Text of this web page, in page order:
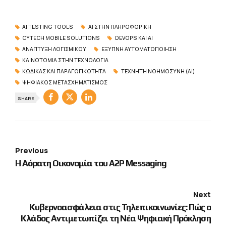
AI TESTING TOOLS
AI ΣΤΗΝ ΠΛΗΡΟΦΟΡΙΚΉ
CYTECH MOBILE SOLUTIONS
DEVOPS ΚΑΙ AI
ΑΝΆΠΤΥΞΗ ΛΟΓΙΣΜΙΚΟΎ
ΈΞΥΠΝΗ ΑΥΤΟΜΑΤΟΠΟΊΗΣΗ
ΚΑΙΝΟΤΟΜΊΑ ΣΤΗΝ ΤΕΧΝΟΛΟΓΊΑ
ΚΏΔΙΚΑΣ ΚΑΙ ΠΑΡΑΓΩΓΙΚΌΤΗΤΑ
ΤΕΧΝΗΤΉ ΝΟΗΜΟΣΎΝΗ (AI)
ΨΗΦΙΑΚΌΣ ΜΕΤΑΣΧΗΜΑΤΙΣΜΌΣ
SHARE
Previous
Η Αόρατη Οικονομία του A2P Messaging
Next
Κυβερνοασφάλεια στις Τηλεπικοινωνίες: Πώς ο
Κλάδος Αντιμετωπίζει τη Νέα Ψηφιακή Πρόκληση